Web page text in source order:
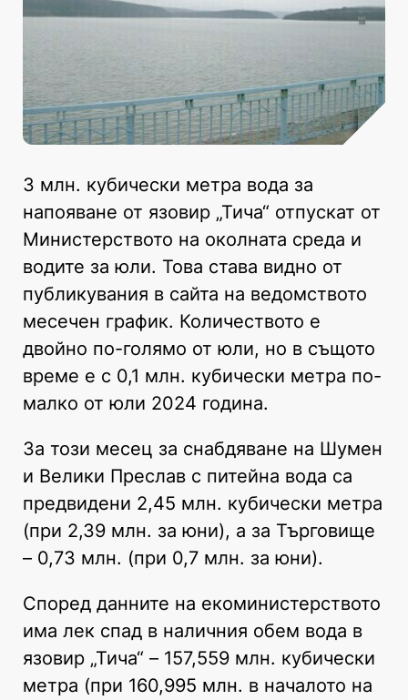
3 млн. кубически метра вода за
напояване от язовир „Тича“ отпускат от
Министерството на околната среда и
водите за юли. Това става видно от
публикувания в сайта на ведомството
месечен график. Количеството е
двойно по-голямо от юли, но в същото
време е с 0,1 млн. кубически метра по-
малко от юли 2024 година.
За този месец за снабдяване на Шумен
и Велики Преслав с питейна вода са
предвидени 2,45 млн. кубически метра
(при 2,39 млн. за юни), а за Търговище
– 0,73 млн. (при 0,7 млн. за юни).
Според данните на екоминистерството
има лек спад в наличния обем вода в
язовир „Тича“ – 157,559 млн. кубически
метра (при 160,995 млн. в началото на